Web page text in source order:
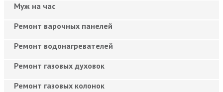
Муж на час
Ремонт варочных панелей
Ремонт водонагревателей
Ремонт газовых духовок
Ремонт газовых колонок